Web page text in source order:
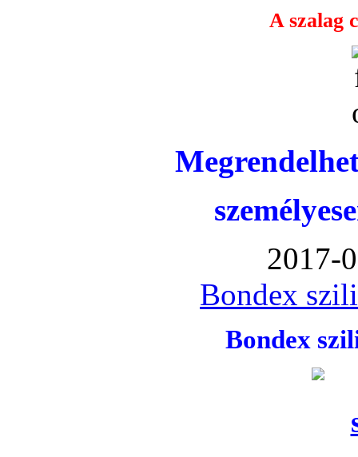
A szalag
2017-
Bondex
Bondex